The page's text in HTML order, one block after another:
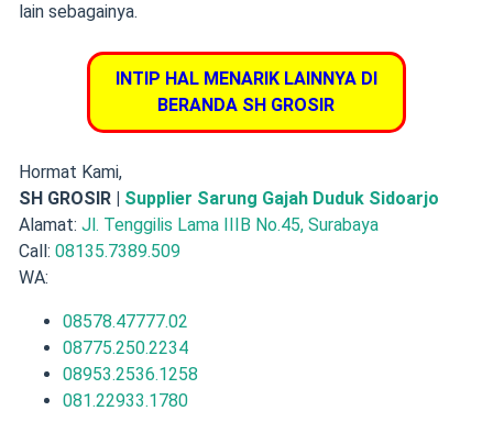
lain sebagainya.
INTIP HAL MENARIK LAINNYA DI
BERANDA SH GROSIR
Hormat Kami,
SH GROSIR | Supplier Sarung Gajah Duduk Sidoarjo
Alamat: Jl. Tenggilis Lama IIIB No.45, Surabaya
Call: 08135.7389.509
WA:
08578.47777.02
08775.250.2234
08953.2536.1258
081.22933.1780